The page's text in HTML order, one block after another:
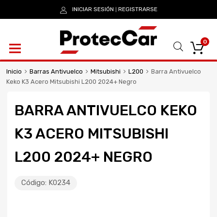
INICIAR SESIÓN REGISTRARSE
0
Inicio Barras Antivuelco Mitsubishi L200
Barra Antivuelco
Keko K3 Acero Mitsubishi L200 2024+ Negro
BARRA ANTIVUELCO KEKO
K3 ACERO MITSUBISHI
L200 2024+ NEGRO
Código: K0234